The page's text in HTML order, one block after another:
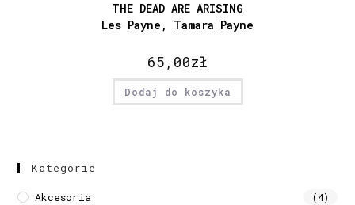
THE DEAD ARE ARISING
Les Payne, Tamara Payne
65,00zł
Dodaj do koszyka
Kategorie
Akcesoria (4)